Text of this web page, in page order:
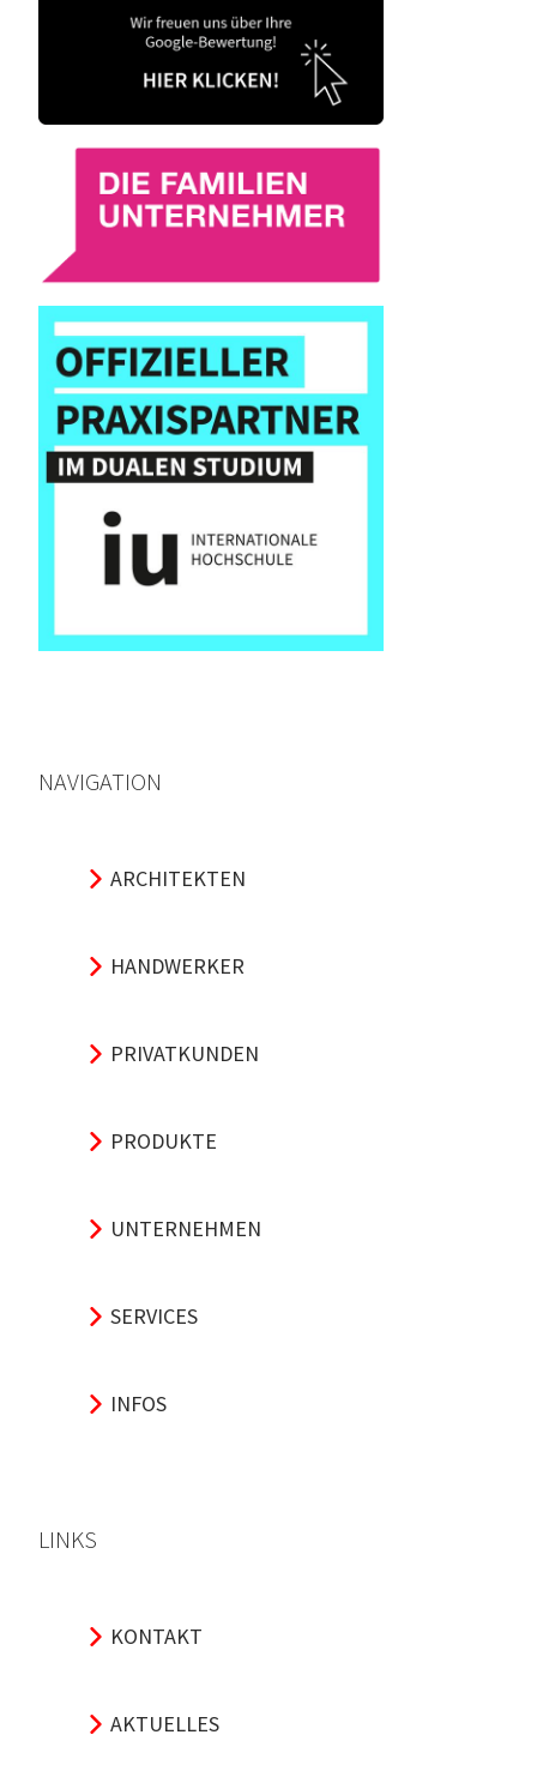
NAVIGATION
ARCHITEKTEN
HANDWERKER
PRIVATKUNDEN
PRODUKTE
UNTERNEHMEN
SERVICES
INFOS
LINKS
KONTAKT
AKTUELLES